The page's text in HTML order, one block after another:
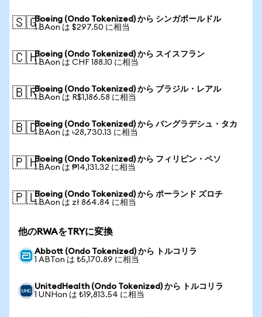
🇸🇬Boeing (Ondo Tokenized) から シンガポールドル
1 BAon は $297.50 に相当
🇨🇭Boeing (Ondo Tokenized) から スイスフラン
1 BAon は CHF 188.10 に相当
🇧🇷Boeing (Ondo Tokenized) から ブラジル・レアル
1 BAon は R$1,186.58 に相当
🇧🇩Boeing (Ondo Tokenized) から バングラデシュ・タカ
1 BAon は ৳28,730.13 に相当
🇵🇭Boeing (Ondo Tokenized) から フィリピン・ペソ
1 BAon は ₱14,131.32 に相当
🇵🇱Boeing (Ondo Tokenized) から ポーランド ズロチ
1 BAon は zł 864.84 に相当
他のRWAをTRYに変換
Abbott (Ondo Tokenized) から トルコリラ
1 ABTon は ₺5,170.89 に相当
UnitedHealth (Ondo Tokenized) から トルコリラ
1 UNHon は ₺19,813.54 に相当